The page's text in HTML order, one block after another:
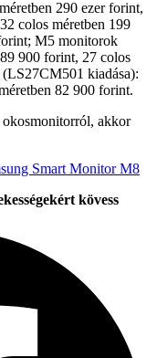
290 ezer forint,
colos méretben 199
M5 monitorok
900 forint, 27 colos
kiadása):
82 900 forint.
okosmonitorról, akkor
Smart Monitor M8
kövess